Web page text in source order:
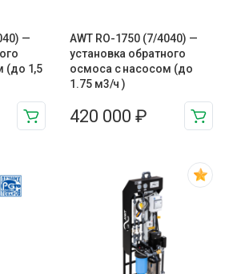
—
(до 1,5
AWT RO-1750 (7/4040) —
установка обратного
осмоса с насосом (до
1.75 м3/ч )
420 000 ₽